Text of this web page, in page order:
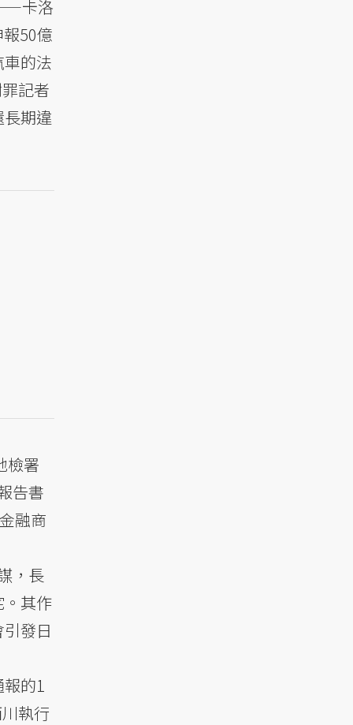
卡洛
50億
的法
記者
期違
檢署
告書
融商
，長
其作
發日
的1
執行